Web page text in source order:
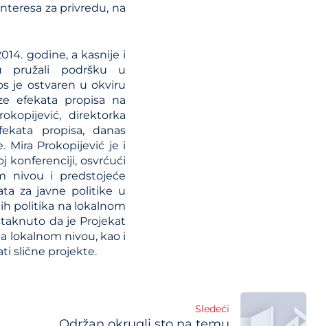
za privredu, na
godine, a kasnije i
pružali podršku u
je ostvaren u okviru
efekata propisa na
direktorka
propisa, danas
Mira Prokopijević je i
konferenciji, osvrćući
nivou i predstojeće
za javne politike u
politika na lokalnom
da je Projekat
lokalnom nivou, kao i
slične projekte.
Sledeći